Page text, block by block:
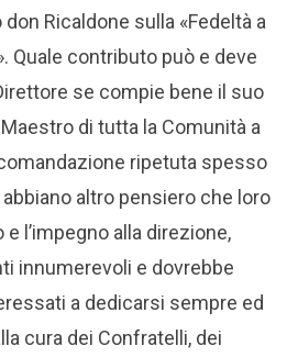
Ricaldone sulla «Fedeltà a
Quale contributo può e deve
se compie bene il suo
di tutta la Comunità a
ripetuta spesso
altro pensiero che loro
l’impegno alla direzione,
innumerevoli e dovrebbe
a dedicarsi sempre ed
cura dei Confratelli, dei